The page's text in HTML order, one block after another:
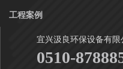
工程案例
宜兴汲良环保设备有限
0510-